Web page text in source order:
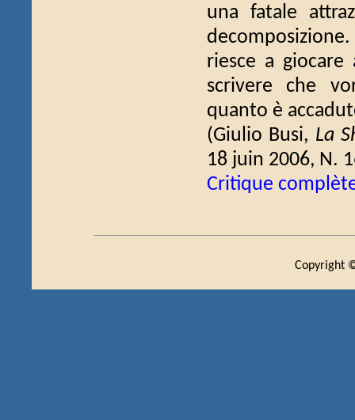
una fatale
riesce a
scrivere che
quanto è
(Giulio Busi, La
18 juin 2006, N.
Critique
Copyright